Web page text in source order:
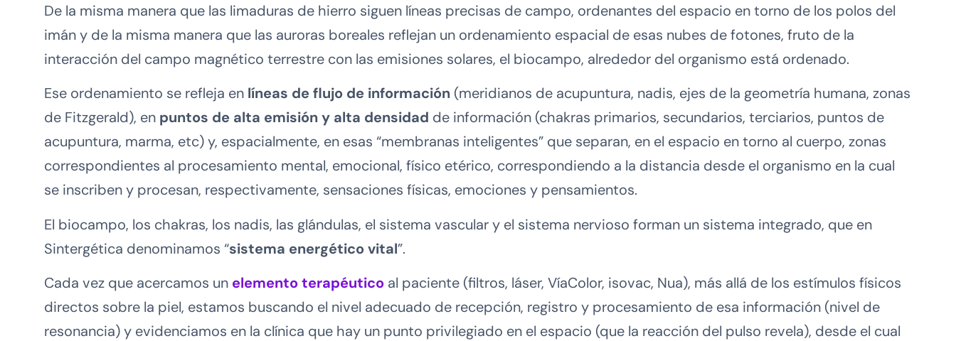
De la misma manera que las limaduras de hierro siguen líneas precisas de campo, ordenantes del espacio en torno de los polos del
imán y de la misma manera que las auroras boreales reflejan un ordenamiento espacial de esas nubes de fotones, fruto de la
interacción del campo magnético terrestre con las emisiones solares, el biocampo, alrededor del organismo está ordenado.
Ese ordenamiento se refleja en líneas de flujo de información (meridianos de acupuntura, nadis, ejes de la geometría humana, zonas
de Fitzgerald), en puntos de alta emisión y alta densidad de información (chakras primarios, secundarios, terciarios, puntos de
acupuntura, marma, etc) y, espacialmente, en esas “membranas inteligentes” que separan, en el espacio en torno al cuerpo, zonas
correspondientes al procesamiento mental, emocional, físico etérico, correspondiendo a la distancia desde el organismo en la cual
se inscriben y procesan, respectivamente, sensaciones físicas, emociones y pensamientos.
El biocampo, los chakras, los nadis, las glándulas, el sistema vascular y el sistema nervioso forman un sistema integrado, que en
Sintergética denominamos “sistema energético vital”.
Cada vez que acercamos un elemento terapéutico al paciente (filtros, láser, VíaColor, isovac, Nua), más allá de los estímulos físicos
directos sobre la piel, estamos buscando el nivel adecuado de recepción, registro y procesamiento de esa información (nivel de
resonancia) y evidenciamos en la clínica que hay un punto privilegiado en el espacio (que la reacción del pulso revela), desde el cual